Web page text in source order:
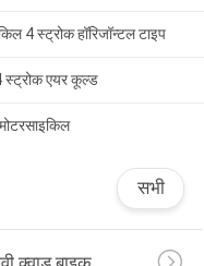
4 स्ट्रोक हॉरिजॉन्टल टाइप
स्ट्रोक एयर कूल्ड
सभी